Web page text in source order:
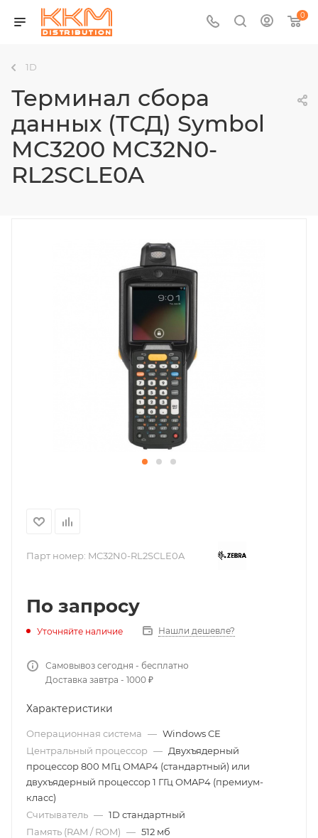
0
1D
Терминал сбора
данных (ТСД) Symbol
MC3200 MC32N0-
RL2SCLE0A
Парт номер: MC32N0-RL2SCLE0A
По запросу
Уточняйте наличие Нашли дешевле?
Самовывоз сегодня - бесплатно
Доставка завтра - 1000 ₽
Характеристики
Операционная система — Windows CE
Центральный процессор — Двухъядерный
процессор 800 МГц OMAP4 (стандартный) или
двухъядерный процессор 1 ГГц OMAP4 (премиум-
класс)
Считыватель — 1D стандартный
Память (RAM / ROM) — 512 мб